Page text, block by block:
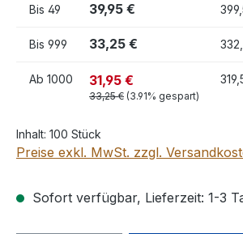
Bis 49 39,95 €
Bis 999 33,25 €
Ab 1000 31,95 €
33,25 € (3.91% gespart)
Inhalt: 100 Stück
Preise exkl. MwSt. zzgl.
Sofort verfügbar, Lieferzeit: 1-3